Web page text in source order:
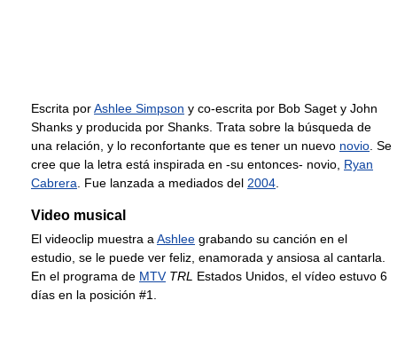
Escrita porAshlee Simpson y co-escrita por Bob Saget y John
Shanks y producida por Shanks. Trata sobre la búsqueda de
una relación, y lo reconfortante que es tener un nuevo novio . Se
cree que la letra está inspirada en -su entonces- novio, Ryan
Cabrera . Fue lanzada a mediados del 2004
Video musical
El videoclip muestra a Ashlee grabando su canción en el
estudio, se le puede ver feliz, enamorada y ansiosa al cantarla.
En el programa de MTV TRL Estados Unidos, el vídeo estuvo 6
días en la posición #1.